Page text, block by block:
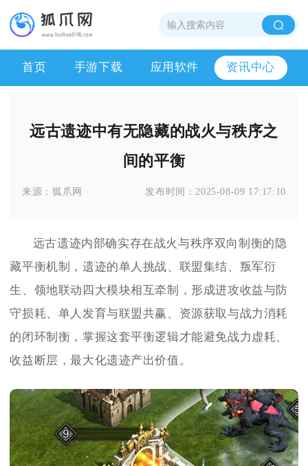
首页 手游下载 应用软件 资讯中心
远古遗迹中有无隐藏的战火与秩序之
间的平衡
来源：狐爪网 发布时间：2025-08-09 17:17:10
远古遗迹内部确实存在战火与秩序双向制衡的隐
藏平衡机制，遗迹的单人挑战、联盟集结、叛军衍
生、领地联动四大模块相互牵制，形成进攻收益与防
守损耗、单人发育与联盟共赢、资源获取与战力消耗
的闭环制衡，掌握这套平衡逻辑才能避免战力虚耗、
收益断层，最大化遗迹产出价值。